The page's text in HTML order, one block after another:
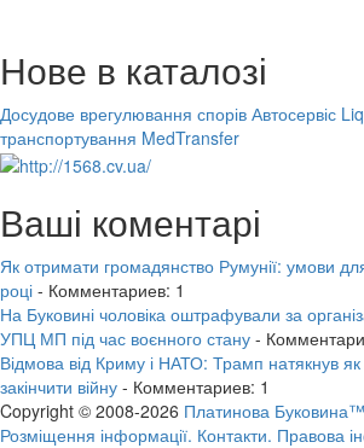
Нове в каталозі
Досудове врегулювання спорів Автосервіс
транспортування MedTransfer
Ваші коментарі
Як отримати громадянство Румунії: умови
році - Комментариев: 1
На Буковині чоловіка оштрафували за
УПЦ МП під час воєнного стану -
Відмова від Криму і НАТО: Трамп натякнув
закінчити війну - Комментариев: 1
Copyright © 2008-2026 Платинова
Розміщення інформації. Контакти. Правова